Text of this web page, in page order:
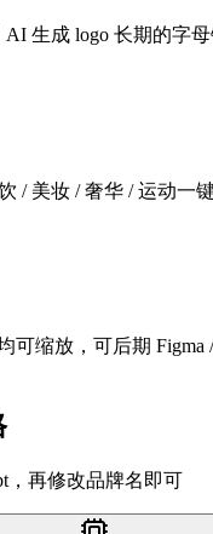
AI 生成 logo 长期的字
/ 美妆 / 奢华 / 运动一
可缩放，可后期 Figma
，再修改品牌名即可